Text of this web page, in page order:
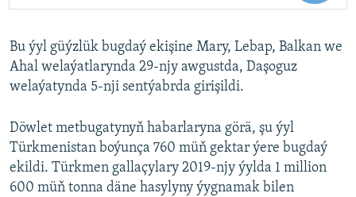
Bu ýyl güýzlük bugdaý ekişine Mary, Lebap, Balkan we
Ahal welaýatlarynda 29-njy awgustda, Daşoguz
welaýatynda 5-nji sentýabrda girişildi.
Döwlet metbugatynyň habarlaryna görä, şu ýyl
Türkmenistan boýunça 760 müň gektar ýere bugdaý
ekildi. Türkmen gallaçylary 2019-njy ýylda 1 million
600 müň tonna däne hasylyny ýygnamak bilen